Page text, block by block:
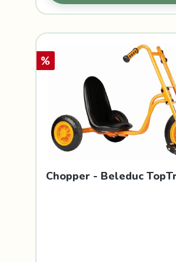
%
Chopper - Beleduc